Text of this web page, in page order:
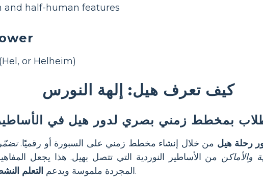
and half-human features
or Helheim)
كيف تعرف هيل: إلهة النورس
بمخطط زمني بصري لدور هيل في
رحلة هيل من خلال إنشاء مخطط زمني على السبورة أو رقميًا.
والأماكن من الأساطير النوردية التي تتصل بهيل. هذا يجعل
المجردة ملموسة ويدعم التعلم .